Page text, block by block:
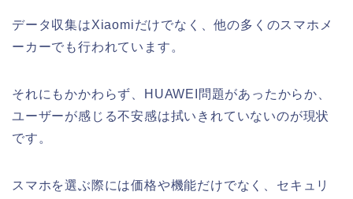
データ収集はXiaomiだけでなく、他の多くのスマホメ
ーカーでも行われています。
それにもかかわらず、HUAWEI問題があったからか、
ユーザーが感じる不安感は拭いきれていないのが現状
です。
スマホを選ぶ際には価格や機能だけでなく、セキュリ